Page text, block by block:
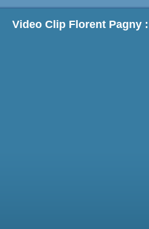
Video Clip Florent Pagny